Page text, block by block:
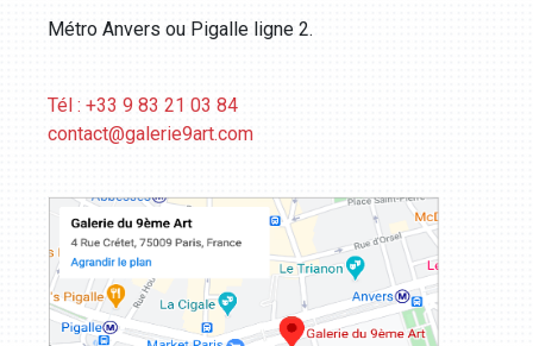
Métro Anvers ou Pigalle ligne 2.
Tél : +33 9 83 21 03 84
contact@galerie9art.com